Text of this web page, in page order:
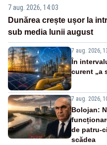
7 aug. 2026, 14:03
Dunărea crește ușor la
sub media lunii august
7 aug. 2026,
În
curent „a
7 aug. 2026,
Bolojan:
de patru-
scădea